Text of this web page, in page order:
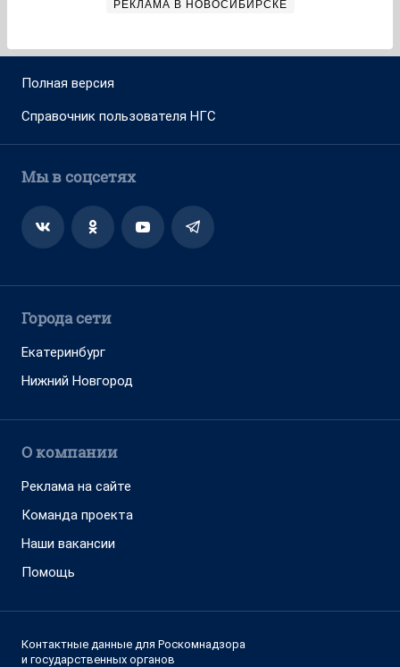
РЕКЛАМА В НОВОСИБИРСКЕ
Полная версия
Справочник пользователя НГС
Мы в соцсетях
Города сети
Екатеринбург
Нижний Новгород
О компании
Реклама на сайте
Команда проекта
Наши вакансии
Помощь
Контактные данные для Роскомнадзора
и государственных органов